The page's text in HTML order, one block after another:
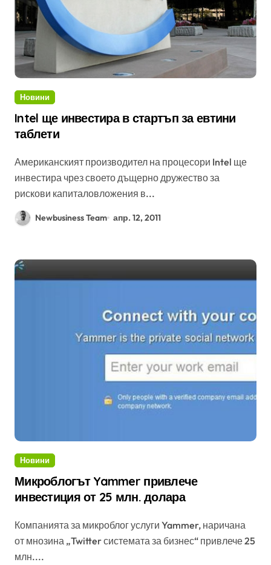
Новини
Intel ще инвестира в стартъп за евтини
таблети
Американският производител на процесори Intel ще
инвестира чрез своето дъщерно дружество за
рискови капиталовложения в...
Newbusiness Team апр. 12, 2011
Новини
Микроблогът Yammer привлече
инвестиция от 25 млн. долара
Компанията за микроблог услуги Yammer, наричана
от мнозина „Twitter системата за бизнес“ привлече 25
млн....